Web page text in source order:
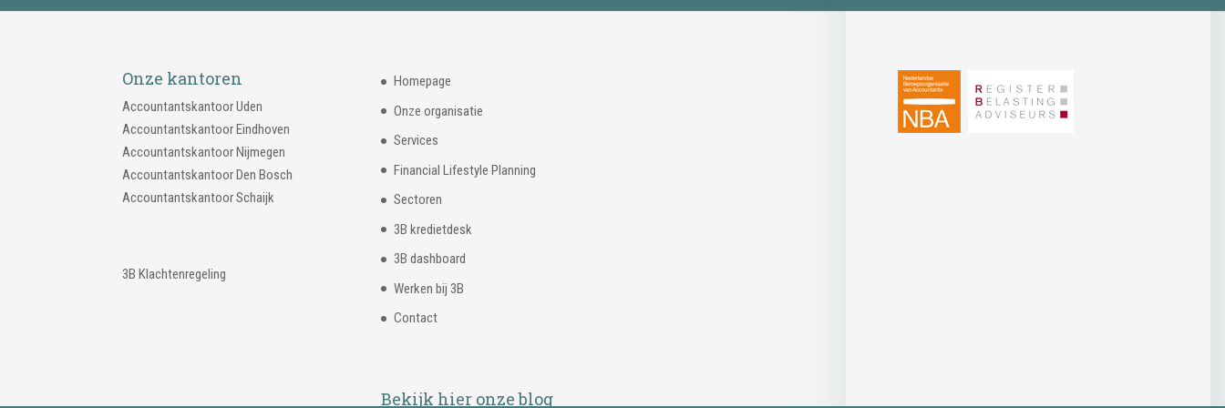
Onze kantoren
Accountantskantoor Uden
Accountantskantoor Eindhoven
Accountantskantoor Nijmegen
Accountantskantoor Den Bosch
Accountantskantoor Schaijk
3B Klachtenregeling
Homepage
Onze organisatie
Services
Financial Lifestyle Planning
Sectoren
3B kredietdesk
3B dashboard
Werken bij 3B
Contact
Bekijk hier onze blog